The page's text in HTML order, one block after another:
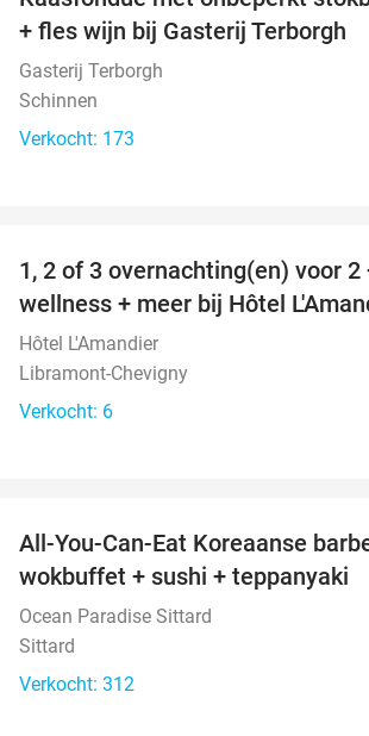
+ fles wijn bij Gasterij Terborgh
Gasterij Terborgh
Schinnen
Verkocht: 173
TODAY
1, 2 of 3 overnachting(en) voor
wellness + meer bij Hôtel
Hôtel L'Amandier
Libramont-Chevigny
Verkocht: 6
All-You-Can-Eat Koreaanse
wokbuffet + sushi + teppanyaki
Ocean Paradise Sittard
Sittard
Verkocht: 312